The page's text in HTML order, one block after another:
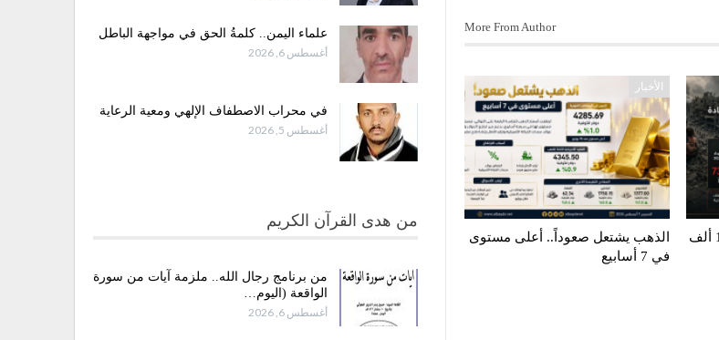
More From Author
غزة تنزف.. 73 ألف شهيد و174 ألف
الأخبار
الذهب يشتعل صعوداً.. أعلى مستوى
في 7 أسابيع
علماء اليمن.. كلمةُ الحق في مواجهة الباطل
أغسطس 6, 2026
في محراب الاصطفاف الإلهي ومعية الرعاية
أغسطس 5, 2026
من هدى القرآن الكريم
من برنامج رجال الله.. ملزمة آيات من سورة
الواقعة (اليوم…
أغسطس 6, 2026